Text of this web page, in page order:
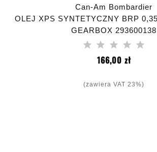
Can-Am Bombardier
OLEJ XPS SYNTETYCZNY BRP
GEARBOX 293600138
166,00 złCena
(zawiera VAT 23%)